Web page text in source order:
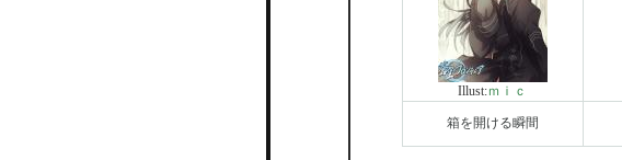
Illust:ｍｉｃ
箱を開ける瞬間